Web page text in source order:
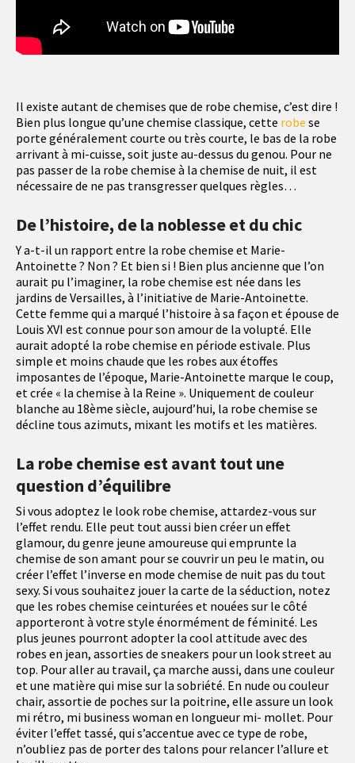
Il existe autant de chemises que de robe chemise, c’est dire !
Bien plus longue qu’une chemise classique, cette robe se
porte généralement courte ou très courte, le bas de la robe
arrivant à mi-cuisse, soit juste au-dessus du genou. Pour ne
pas passer de la robe chemise à la chemise de nuit, il est
nécessaire de ne pas transgresser quelques règles…
De l’histoire, de la noblesse et du chic
Y a-t-il un rapport entre la robe chemise et Marie-
Antoinette ? Non ? Et bien si ! Bien plus ancienne que l’on
aurait pu l’imaginer, la robe chemise est née dans les
jardins de Versailles, à l’initiative de Marie-Antoinette.
Cette femme qui a marqué l’histoire à sa façon et épouse de
Louis XVI est connue pour son amour de la volupté. Elle
aurait adopté la robe chemise en période estivale. Plus
simple et moins chaude que les robes aux étoffes
imposantes de l’époque, Marie-Antoinette marque le coup,
et crée « la chemise à la Reine ». Uniquement de couleur
blanche au 18ème siècle, aujourd’hui, la robe chemise se
décline tous azimuts, mixant les motifs et les matières.
La robe chemise est avant tout une
question d’équilibre
Si vous adoptez le look robe chemise, attardez-vous sur
l’effet rendu. Elle peut tout aussi bien créer un effet
glamour, du genre jeune amoureuse qui emprunte la
chemise de son amant pour se couvrir un peu le matin, ou
créer l’effet l’inverse en mode chemise de nuit pas du tout
sexy. Si vous souhaitez jouer la carte de la séduction, notez
que les robes chemise ceinturées et nouées sur le côté
apporteront à votre style énormément de féminité. Les
plus jeunes pourront adopter la cool attitude avec des
robes en jean, assorties de sneakers pour un look street au
top. Pour aller au travail, ça marche aussi, dans une couleur
et une matière qui mise sur la sobriété. En nude ou couleur
chair, assortie de poches sur la poitrine, elle assure un look
mi rétro, mi business woman en longueur mi- mollet. Pour
éviter l’effet tassé, qui s’accentue avec ce type de robe,
n’oubliez pas de porter des talons pour relancer l’allure et